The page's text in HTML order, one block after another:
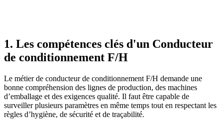
1. Les compétences clés d'un Conducteur
de conditionnement F/H
Le métier de conducteur de conditionnement F/H demande une
bonne compréhension des lignes de production, des machines
d’emballage et des exigences qualité. Il faut être capable de
surveiller plusieurs paramètres en même temps tout en respectant les
règles d’hygiène, de sécurité et de traçabilité.